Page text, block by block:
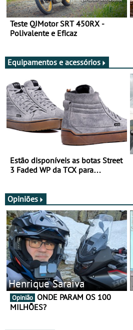
Teste QJMotor SRT 450RX -
Polivalente e Eficaz
Equipamentos e acessórios
Estão disponíveis as botas Street
3 Faded WP da TCX para
Opiniões
Henrique Saraiva
Opinião
MILHÕES?